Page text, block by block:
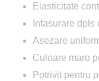
Elasticitate
Infasurare
Asezare
Culoare maro
Potrivit pentru